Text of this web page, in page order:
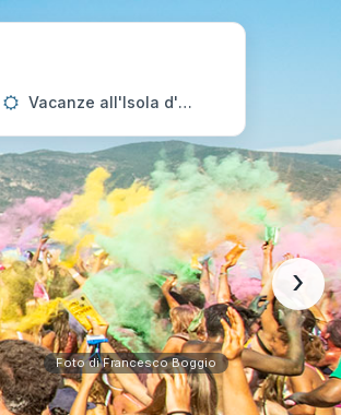
Vacanze all'Isola d'Elba
Foto di Francesco Boggio
›